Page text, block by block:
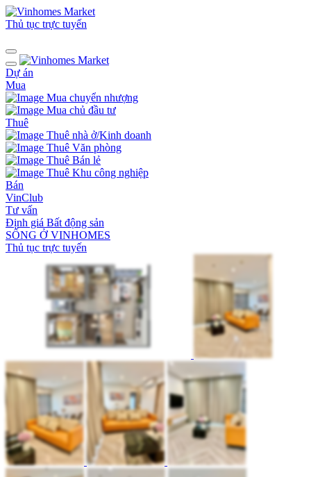
Thủ tục trực tuyến
Dự án
Mua
Mua chuyển nhượng
Mua chủ đầu tư
Thuê
Thuê nhà ở/Kinh doanh
Thuê Văn phòng
Thuê Bán lẻ
Thuê Khu công nghiệp
Bán
VinClub
Tư vấn
Định giá Bất động sản
SỐNG Ở VINHOMES
Thủ tục trực tuyến